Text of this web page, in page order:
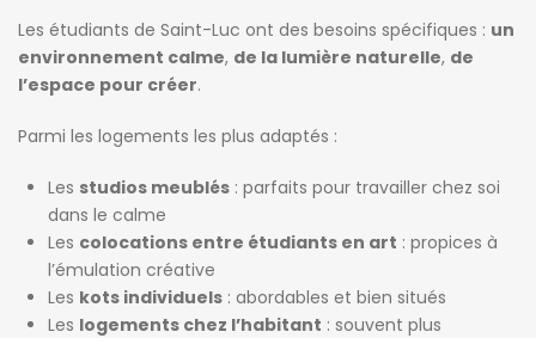
Les étudiants de Saint-Luc ont des besoins spécifiques : un
environnement calme, de la lumière naturelle, de
l’espace pour créer.
Parmi les logements les plus adaptés :
Les studios meublés : parfaits pour travailler chez soi
dans le calme
Les colocations entre étudiants en art : propices à
l’émulation créative
Les kots individuels : abordables et bien situés
Les logements chez l’habitant : souvent plus